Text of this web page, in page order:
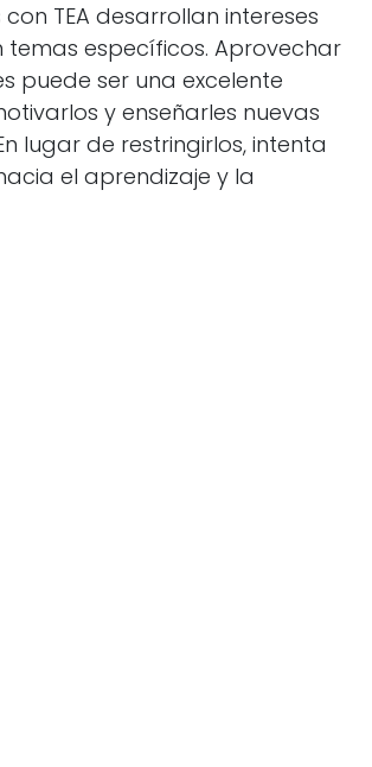
con TEA desarrollan intereses
temas específicos. Aprovechar
puede ser una excelente
y enseñarles nuevas
lugar de restringirlos, intenta
el aprendizaje y la